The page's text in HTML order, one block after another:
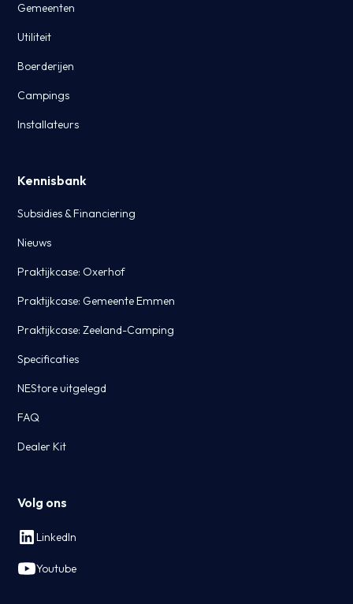
Gemeenten
Utiliteit
Boerderijen
Campings
Installateurs
Kennisbank
Subsidies & Financiering
Nieuws
Praktijkcase: Oxerhof
Praktijkcase: Gemeente Emmen
Praktijkcase: Zeeland-Camping
Specificaties
NEStore uitgelegd
FAQ
Dealer Kit
Volg ons
LinkedIn
Youtube